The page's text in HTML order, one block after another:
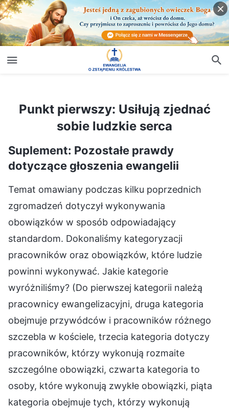
Punkt pierwszy: Usiłują zjednać sobie ludzkie serca
Punkt pierwszy: Usiłują zjednać
sobie ludzkie serca
Suplement: Pozostałe prawdy
dotyczące głoszenia ewangelii
Temat omawiany podczas kilku poprzednich
zgromadzeń dotyczył wykonywania
obowiązków w sposób odpowiadający
standardom. Dokonaliśmy kategoryzacji
pracowników oraz obowiązków, które ludzie
powinni wykonywać. Jakie kategorie
wyróżniliśmy? (Do pierwszej kategorii należą
pracownicy ewangelizacyjni, druga kategoria
obejmuje przywódców i pracowników różnego
szczebla w kościele, trzecia kategoria dotyczy
pracowników, którzy wykonują rozmaite
szczególne obowiązki, czwarta kategoria to
osoby, które wykonują zwykłe obowiązki, piąta
kategoria obejmuje tych, którzy wykonują